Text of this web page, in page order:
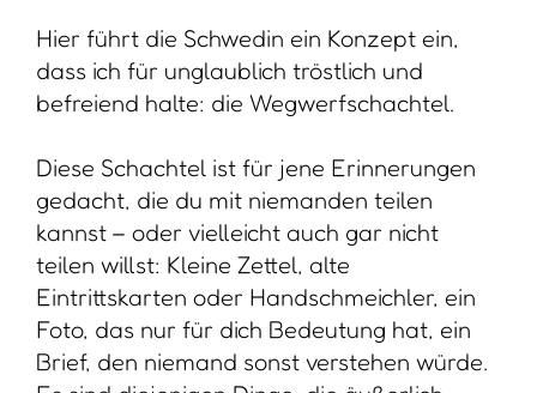
Was genau ist die Wegwerfschachtel?
Die Idee ist so einfach wie genial:
Du füllst eine handliche Schachtel mit
Dingen, die nur für dich wichtig sind.
Erinnerungen, die niemand sonst
verstehen muss. Erinnerungen, die
niemand sonst bewerten darf.